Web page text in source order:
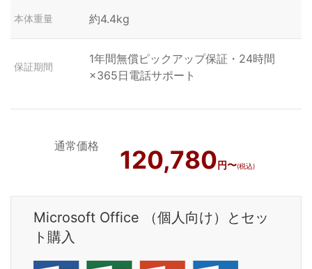
本体重量 約4.4kg
保証期間
1年間無償ピックアップ保証・24時間
×365日電話サポート
通常価格 120,780円〜(税込)
Microsoft Office （個人向け）とセッ
ト購入